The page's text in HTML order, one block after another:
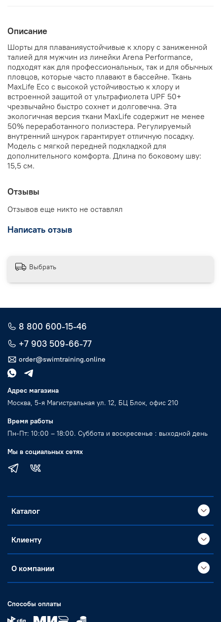
Описание
Шорты для плаванияустойчивые к хлору с заниженной
талией для мужчин из линейки Arena Performance,
подходят как для профессиональных, так и для обычных
пловцов, которые часто плавают в бассейне. Ткань
MaxLife Eco с высокой устойчивостью к хлору и
встроенной защитой от ультрафиолета UPF 50+
чрезвычайно быстро сохнет и долговечна. Эта
экологичная версия ткани MaxLife содержит не менее
50% переработанного полиэстера. Регулируемый
внутренний шнурок гарантирует отличную посадку.
Модель с мягкой передней подкладкой для
дополнительного комфорта. Длина по боковому шву:
15,5 см.
Отзывы
Отзывов еще никто не оставлял
Написать отзыв
Выбрать
8 800 600-15-46
+7 903 509-66-77
order@swimtraining.online
Адрес магазина
Москва, 5-я Магистральная ул. 12, БЦ Блок, офис 210
Время работы
Пн-Пт: 10:00 – 18:00. Суббота и воскресенье : выходной день
Мы в социальных сетях
Каталог
Клиенту
О компании
Способы оплаты